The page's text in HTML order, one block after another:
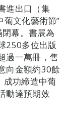
進出口（集
文化藝術節”
幕。書展為
250多位出版
過一萬冊，售
向金額約30餘
成功締造中葡
動達預期效